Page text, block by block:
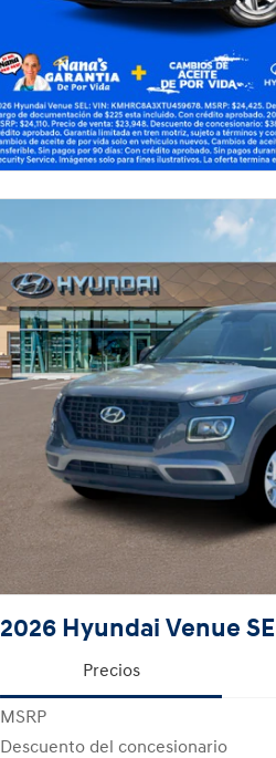
2026 Hyundai Venue SE
Precios
MSRP
Descuento del concesionario